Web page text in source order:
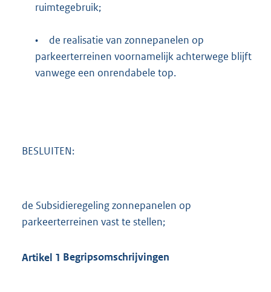
ruimtegebruik;
•
de realisatie van zonnepanelen op
parkeerterreinen voornamelijk achterwege blijft
vanwege een onrendabele top.
BESLUITEN:
de Subsidieregeling zonnepanelen op
parkeerterreinen vast te stellen;
Artikel 1 Begripsomschrijvingen